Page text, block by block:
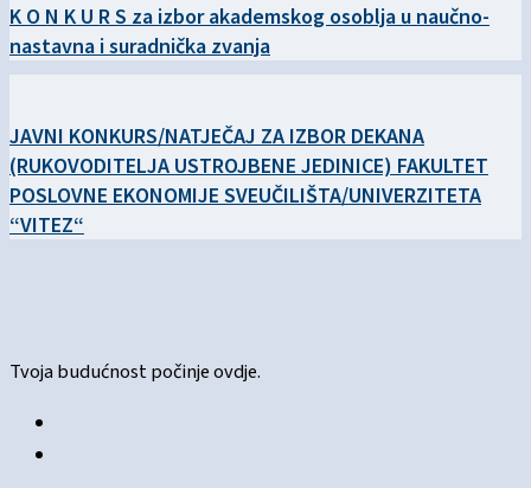
K O N K U R S za izbor akademskog osoblja u naučno-
nastavna i suradnička zvanja
JAVNI KONKURS/NATJEČAJ ZA IZBOR DEKANA
(RUKOVODITELJA USTROJBENE JEDINICE) FAKULTET
POSLOVNE EKONOMIJE SVEUČILIŠTA/UNIVERZITETA
“VITEZ“
Tvoja budućnost počinje ovdje.